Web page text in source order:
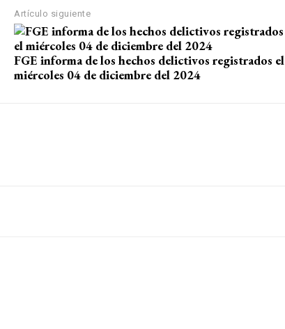
Artículo siguiente
FGE informa de los hechos delictivos registrados el
miércoles 04 de diciembre del 2024